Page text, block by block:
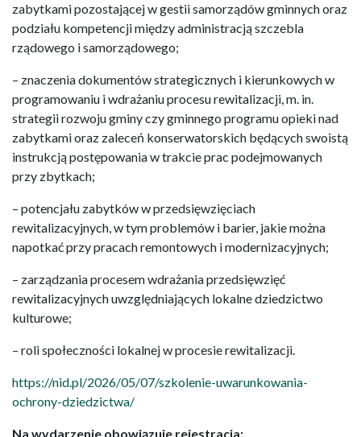
zabytkami pozostającej w gestii samorządów gminnych oraz
podziału kompetencji między administracją szczebla
rządowego i samorządowego;
– znaczenia dokumentów strategicznych i kierunkowych w
programowaniu i wdrażaniu procesu rewitalizacji, m. in.
strategii rozwoju gminy czy gminnego programu opieki nad
zabytkami oraz zaleceń konserwatorskich będących swoistą
instrukcją postępowania w trakcie prac podejmowanych
przy zbytkach;
– potencjału zabytków w przedsięwzięciach
rewitalizacyjnych, w tym problemów i barier, jakie można
napotkać przy pracach remontowych i modernizacyjnych;
– zarządzania procesem wdrażania przedsięwzięć
rewitalizacyjnych uwzględniających lokalne dziedzictwo
kulturowe;
– roli społeczności lokalnej w procesie rewitalizacji.
https://nid.pl/2026/05/07/szkolenie-uwarunkowania-
ochrony-dziedzictwa/
Na wydarzenie obowiązuje rejestracja: